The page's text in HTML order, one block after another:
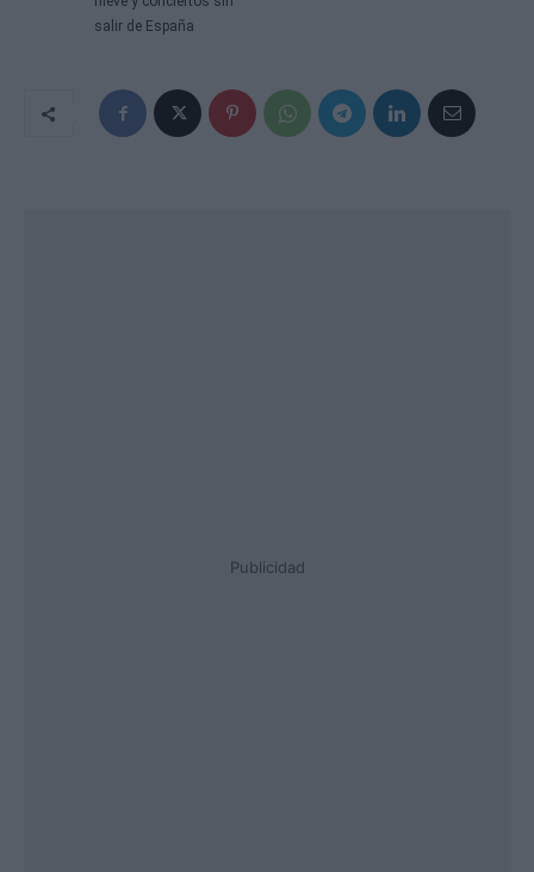
salir de España
Publicidad